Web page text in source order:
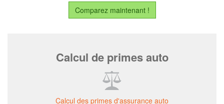
Comparez maintenant !
Calcul de primes auto
Calcul des primes d'assurance auto